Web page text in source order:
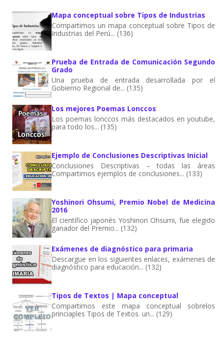
Mapa conceptual sobre Tipos de Industrias
Compartimos un mapa conceptual sobre Tipos de
Industrias del Perú... (136)
Prueba de Entrada de Comunicación Segundo
Grado
Una prueba de entrada desarrollada por el
Gobierno Regional de... (135)
Los mejores Poemas Lonccos
Los poemas lonccos más destacados en youtube,
para todo los... (135)
Ejemplo de Conclusiones Descriptivas Inicial
Conclusiones Descriptivas – todas las áreas
Compartimos ejemplos de conclusiones... (133)
Yoshinori Ohsumi, Premio Nobel de Medicina
2016
El científico japonés Yoshinori Ohsumi, fue elegido
ganador del Premio... (132)
Exámenes de diagnóstico para primaria
Descargue en los siguientes enlaces, exámenes de
diagnóstico para educación... (132)
Tipos de Textos | Mapa conceptual
Compartimos este mapa conceptual sobrelos
princiaples Tipos de Textos. un... (129)